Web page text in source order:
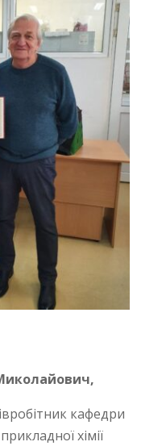
,
кафедри
хімії